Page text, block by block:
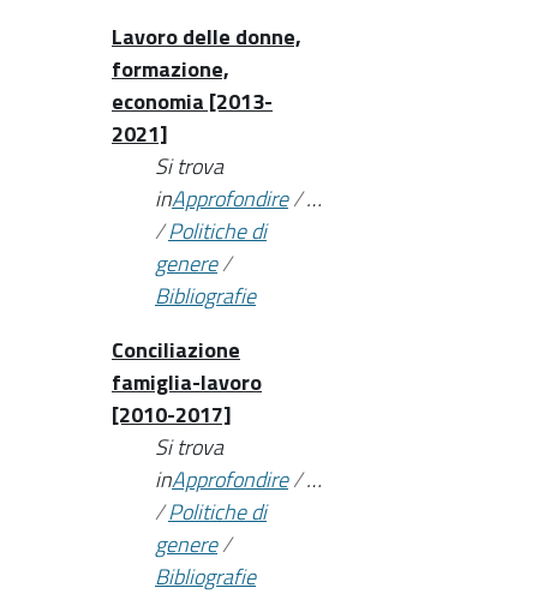
Lavoro delle donne,
formazione,
economia [2013-
2021]
Si trova
inApprofondire/…
/Politiche di
genere/
Bibliografie
Conciliazione
famiglia-lavoro
[2010-2017]
Si trova
inApprofondire/…
/Politiche di
genere/
Bibliografie